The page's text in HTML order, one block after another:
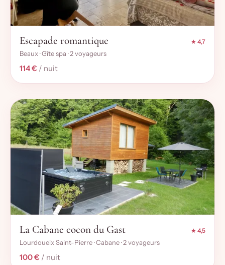
Escapade romantique ★ 4,7
Beaux · Gîte spa · 2 voyageurs
114 € / nuit
La Cabane cocon du Gast ★ 4,5
Lourdoueix Saint-Pierre · Cabane · 2 voyageurs
100 € / nuit